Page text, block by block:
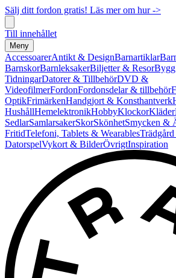
Sälj ditt fordon gratis! Läs mer om hur ->
Till innehållet
Meny
AccessoarerAntikt & DesignBarnartiklar
BarnskorBarnleksakerBiljetter & Resor
TidningarDatorer & TillbehörDVD &
VideofilmerFordonFordonsdelar & tillbehör
OptikFrimärkenHandgjort & Konsthantverk
HushållHemelektronikHobbyKlockorKläder
SedlarSamlarsakerSkorSkönhetSmycken &
FritidTelefoni, Tablets & Wearables
DatorspelVykort & BilderÖvrigtInspiration